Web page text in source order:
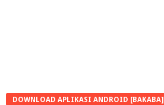
DOWNLOAD APLIKASI ANDROID [BAKABA]